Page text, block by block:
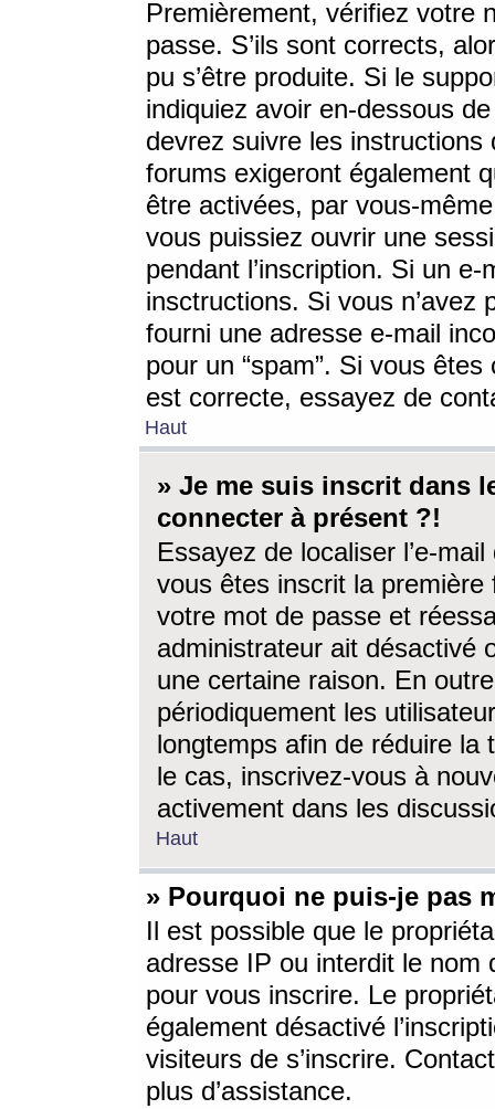
Premièrement, vérifiez votre
passe. S’ils sont corrects,
pu s’être produite. Si le
indiquiez avoir en-dessous
devrez suivre les
forums exigeront également
être activées, par vous-
vous puissiez ouvrir une
pendant l’inscription. Si un
insctructions. Si vous n’avez
fourni une adresse e-mail
pour un “spam”. Si vous
est correcte, essayez de
Haut
» Je me suis inscrit dans
connecter à présent ?!
Essayez de localiser l’e-
vous êtes inscrit la première
votre mot de passe et
administrateur ait désactivé
une certaine raison. En
périodiquement les
longtemps afin de réduire la
le cas, inscrivez-vous à
activement dans les
Haut
» Pourquoi ne puis-je pas
Il est possible que le
adresse IP ou interdit le nom
pour vous inscrire. Le
également désactivé
visiteurs de s’inscrire.
plus d’assistance.